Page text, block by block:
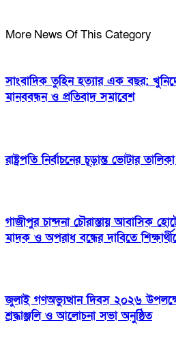
More News Of This Category
সাংবাদিক তুহিন হত্যার এক বছর:
মানববন্ধন ও প্রতিবাদ সমাবেশ
রাষ্ট্রপতি নির্বাচনের চূড়ান্ত ভোটার
গাজীপুর চান্দনা চৌরাস্তায় আবাসিক
মাদক ও অপরাধ বন্ধের দাবিতে
জুলাই গণঅভ্যুত্থান দিবস ২০২৬
শ্রদ্ধাঞ্জলি ও আলোচনা সভা অনুষ্ঠিত